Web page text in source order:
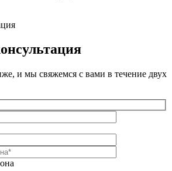
и мы свяжемся с вами в течение двух